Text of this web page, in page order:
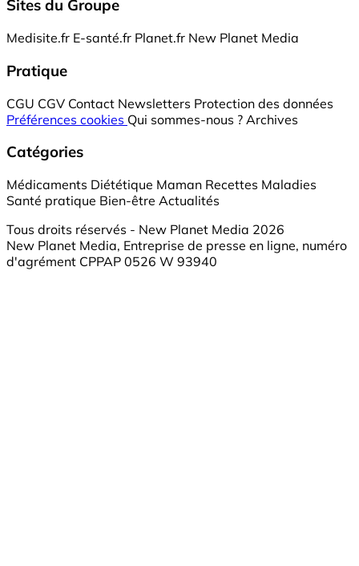
Sites du Groupe
Medisite.fr E-santé.fr Planet.fr New Planet Media
Pratique
CGU CGV Contact Newsletters Protection des données
Préférences cookies Qui sommes-nous ? Archives
Catégories
Médicaments Diététique Maman Recettes Maladies
Santé pratique Bien-être Actualités
Tous droits réservés - New Planet Media 2026
New Planet Media, Entreprise de presse en ligne, numéro
d'agrément CPPAP 0526 W 93940